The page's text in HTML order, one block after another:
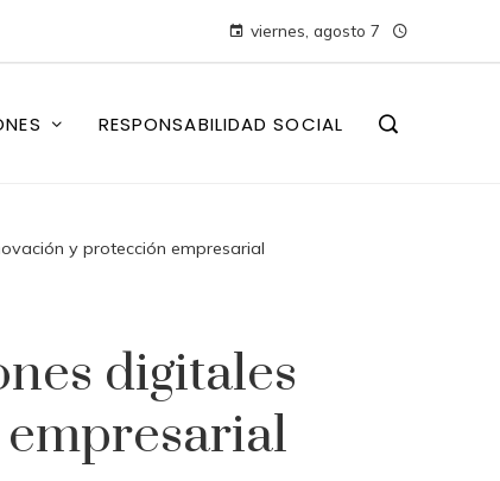
viernes, agosto 7
RESPONSABILIDAD SOCIAL
y protección empresarial
digitales